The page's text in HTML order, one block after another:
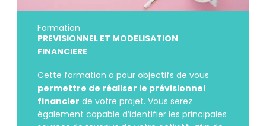
Formation
PREVISIONNEL ET MODELISATION
FINANCIERE
Cette formation a pour objectifs de vous
permettre de réaliser le prévisionnel
financier de votre projet. Vous serez
également capable d’identifier les principales